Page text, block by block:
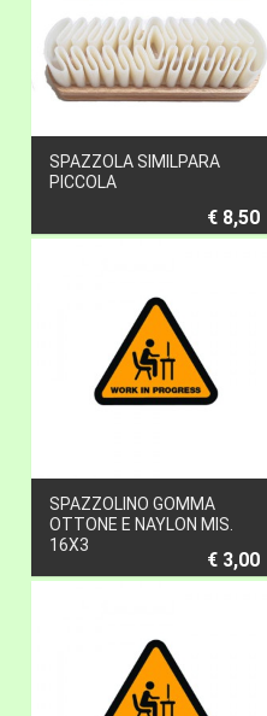
SPAZZOLA SIMILPARA
PICCOLA
€ 8,50
SPAZZOLINO GOMMA
OTTONE E NAYLON MIS.
16X3
€ 3,00